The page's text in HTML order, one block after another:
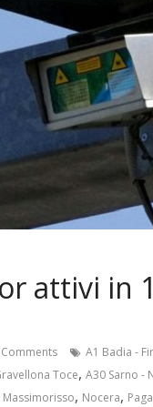
attivi in
A1 Badia -
Toce, A30 Sarno -
Massimorisso, Nocera,